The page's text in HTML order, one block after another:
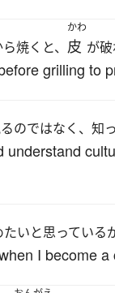
焼くと、
かわ
皮 が破
grilling to
のではなく、知
いと思っているが
I become